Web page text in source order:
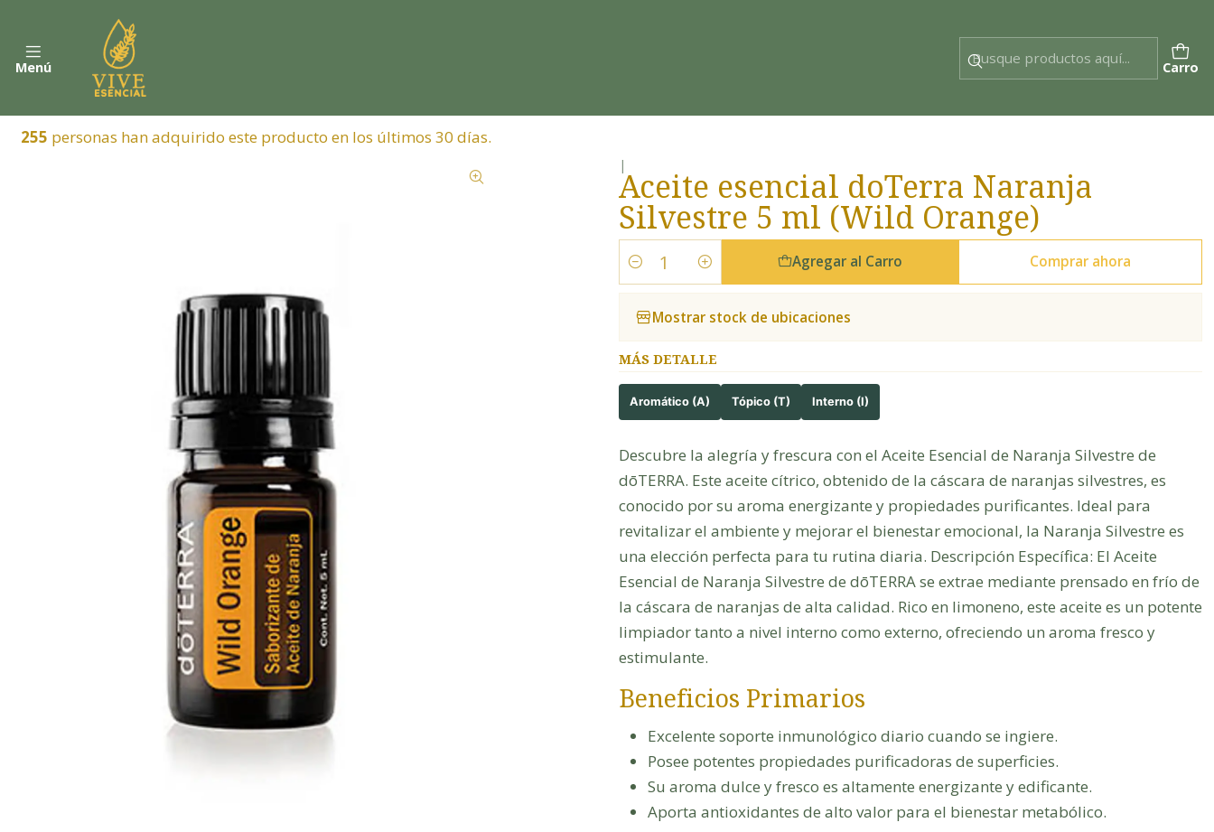
Menú Carro
255 personas han adquirido este producto en los últimos 30 días.
|
Aceite esencial doTerra Naranja
Silvestre 5 ml (Wild Orange)
Cantidad
Agregar al Carro Comprar ahora
Mostrar stock de ubicaciones
MÁS DETALLE
Aromático (A) Tópico (T) Interno (I)
Descubre la alegría y frescura con el Aceite Esencial de Naranja Silvestre de
dōTERRA. Este aceite cítrico, obtenido de la cáscara de naranjas silvestres, es
conocido por su aroma energizante y propiedades purificantes. Ideal para
revitalizar el ambiente y mejorar el bienestar emocional, la Naranja Silvestre es
una elección perfecta para tu rutina diaria. Descripción Específica: El Aceite
Esencial de Naranja Silvestre de dōTERRA se extrae mediante prensado en frío de
la cáscara de naranjas de alta calidad. Rico en limoneno, este aceite es un potente
limpiador tanto a nivel interno como externo, ofreciendo un aroma fresco y
estimulante.
Beneficios Primarios
Excelente soporte inmunológico diario cuando se ingiere.
Posee potentes propiedades purificadoras de superficies.
Su aroma dulce y fresco es altamente energizante y edificante.
Aporta antioxidantes de alto valor para el bienestar metabólico.